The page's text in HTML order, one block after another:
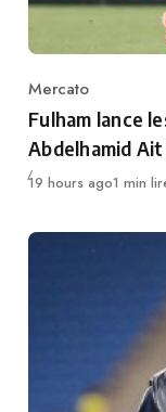
Category
Mercato
Fulham lance
Abdelhamid
Publié
19 hours ago1 min